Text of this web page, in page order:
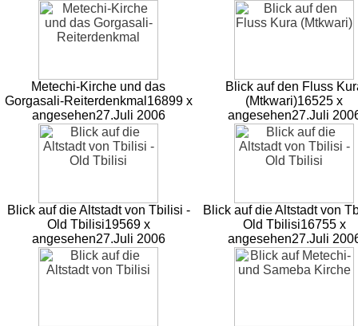
Metechi-Kirche und das
Gorgasali-Reiterdenkmal 16899 x
angesehen27.Juli 2006
Blick auf den Fluss
(Mtkwari)16525 x
angesehen27.Juli
Blick auf die Altstadt von Tbilisi -
Old Tbilisi19569 x
angesehen27.Juli 2006
Blick auf die Altstadt von
Old Tbilisi16755 x
angesehen27.Juli